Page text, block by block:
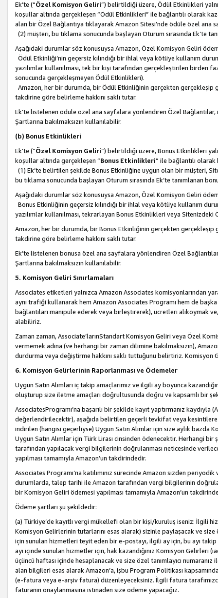
Ek’te (“Özel Komisyon Geliri”) belirtildiği üzere, Ödül Etkinlikleri
koşullar altında gerçekleşen “Ödül Etkinlikleri” ile bağlantılı olarak
alan bir Özel Bağlantıya tıklayarak Amazon Sitesi’nde ödüle özel ana
(2) müşteri, bu tıklama sonucunda başlayan Oturum sırasında Ek’te
Aşağıdaki durumlar söz konusuysa Amazon, Özel Komisyon Geliri
Ödül Etkinliği’nin geçersiz kılındığı bir ihlal veya kötüye kullanım
yazılımlar kullanılması, tek bir kişi tarafından gerçekleştirilen
sonucunda gerçekleşmeyen Ödül Etkinlikleri).
Amazon, her bir durumda, bir Ödül Etkinliğinin gerçekten gerçekleşip
takdirine göre belirleme hakkını saklı tutar.
Ek’te listelenen ödüle özel ana sayfalara yönlendiren Özel
Şartlarına bakılmaksızın kullanılabilir.
(b) Bonus Etkinlikleri
Ek’te (“Özel Komisyon Geliri”) belirtildiği üzere, Bonus Etkinlikleri
koşullar altında gerçekleşen “Bonus Etkinlikleri” ile bağlantılı olarak
(1) Ek’te belirtilen şekilde Bonus Etkinliğine uygun olan bir müşteri,
bu tıklama sonucunda başlayan Oturum sırasında Ek’te tanımlanan
Aşağıdaki durumlar söz konusuysa Amazon, Özel Komisyon Geliri
Bonus Etkinliğinin geçersiz kılındığı bir ihlal veya kötüye kullanım
yazılımlar kullanılması, tekrarlayan Bonus Etkinlikleri veya
Amazon, her bir durumda, bir Bonus Etkinliğinin gerçekten gerçekleşip
takdirine göre belirleme hakkını saklı tutar.
Ek’te listelenen bonusa özel ana sayfalara yönlendiren Özel
Şartlarına bakılmaksızın kullanılabilir.
5. Komisyon Geliri Sınırlamaları
Associates etiketleri yalnızca Amazon Associates komisyonlarından
aynı trafiği kullanarak hem Amazon Associates Programı hem de
bağlantıları manipüle ederek veya birleştirerek), ücretleri alıkoymak
alabiliriz.
Zaman zaman, Associate’larınStandart Komisyon Geliri veya Özel
vermemek adına (ve herhangi bir zaman dilimine bakılmaksızın),
durdurma veya değiştirme hakkını saklı tuttuğunu belirtiriz. Komisyon
6. Komisyon Gelirlerinin Raporlanması ve Ödemeler
Uygun Satın Alımları iç takip amaçlarımız ve ilgili ay boyunca
oluşturup size iletme amaçları doğrultusunda doğru ve kapsamlı bir
AssociatesProgramı’na başarılı bir şekilde kayıt yaptırmanız
değerlendirilecektir), aşağıda belirtilen geçerli tevkifat veya
indirilen (hangisi geçerliyse) Uygun Satın Alımlar için size aylık
Uygun Satın Alımlar için Türk Lirası cinsinden ödenecektir. Herhangi
tarafından yapılacak vergi bilgilerinin doğrulanması neticesinde
yapılması tamamıyla Amazon’un takdirindedir.
Associates Programı’na katılımınız sürecinde Amazon sizden
durumlarda, talep tarihi ile Amazon tarafından vergi bilgilerinin
bir Komisyon Geliri ödemesi yapılması tamamıyla Amazon’un
Ödeme şartları şu şekildedir:
(a) Türkiye’de kayıtlı vergi mükellefi olan bir kişi/kuruluş iseniz: İlgili
Komisyon Gelirlerinin tutarlarını esas alarak) sizinle paylaşacak ve
için sunulan hizmetleri teyit eden bir e-postayı, ilgili ay için, bu ayı
ayı içinde sunulan hizmetler için, hak kazandığınız Komisyon Gelirleri
üçüncü haftası içinde hesaplanacak ve size özel tanımlayıcı
alan bilgileri esas alarak Amazon’a, işbu Program Politikası
(e-fatura veya e-arşiv fatura) düzenleyeceksiniz. İlgili fatura
faturanın onaylanmasına istinaden size ödeme yapacağız.